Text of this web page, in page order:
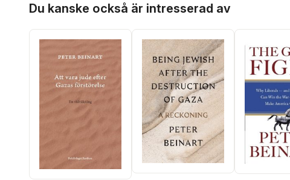
Du kanske också är intresserad av